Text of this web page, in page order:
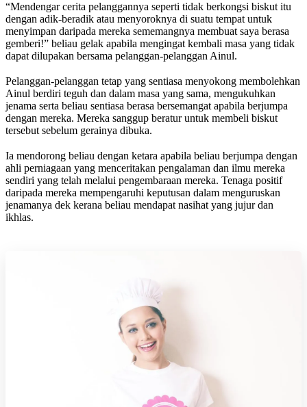
“Mendengar cerita pelanggannya seperti tidak berkongsi biskut itu
dengan adik-beradik atau menyoroknya di suatu tempat untuk
menyimpan daripada mereka sememangnya membuat saya berasa
gemberi!” beliau gelak apabila mengingat kembali masa yang tidak
dapat dilupakan bersama pelanggan-pelanggan Ainul.
Pelanggan-pelanggan tetap yang sentiasa menyokong membolehkan
Ainul berdiri teguh dan dalam masa yang sama, mengukuhkan
jenama serta beliau sentiasa berasa bersemangat apabila berjumpa
dengan mereka. Mereka sanggup beratur untuk membeli biskut
tersebut sebelum gerainya dibuka.
Ia mendorong beliau dengan ketara apabila beliau berjumpa dengan
ahli perniagaan yang menceritakan pengalaman dan ilmu mereka
sendiri yang telah melalui pengembaraan mereka. Tenaga positif
daripada mereka mempengaruhi keputusan dalam menguruskan
jenamanya dek kerana beliau mendapat nasihat yang jujur dan
ikhlas.